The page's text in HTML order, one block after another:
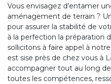
Vous envisagez d’entamer
aménagement de terrain ?
pour assurer la stabilité de
à la perfection la préparation
sollicitons à faire appel à
est sise près de chez vous à
accompagner tout au long
toutes les compétences,